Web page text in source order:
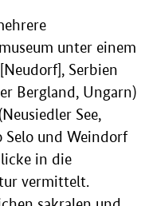
unter einem
Serbien
Bergland, Ungarn)
See,
Selo und Weindorf
in die
vermittelt.